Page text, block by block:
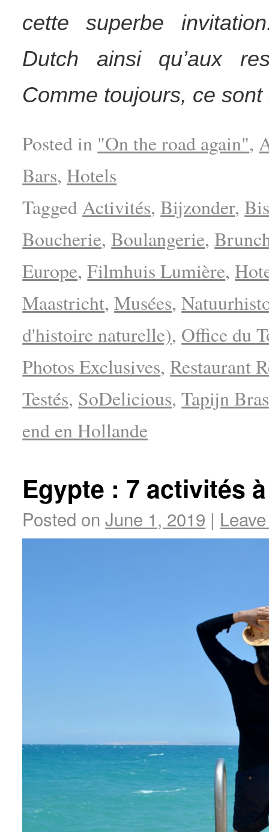
cette superbe
Dutch ainsi qu’aux
Comme toujours, ce
Posted in "On the road again",
Bars,Hotels
TaggedActivités,Bijzonder,
Boucherie,Boulangerie,
Europe,Filmhuis Lumière,
Maastricht,Musées,
d'histoire naturelle), Office du
Photos Exclusives,Restaurant
Testés, SoDelicious,Tapijn
end en Hollande
Egypte : 7 activités
Posted on June 1, 2019 |